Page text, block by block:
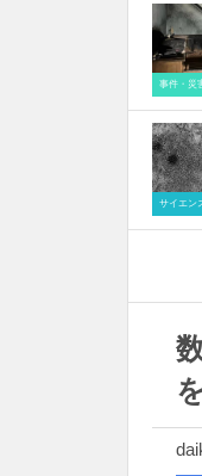
事件・災
サイエン